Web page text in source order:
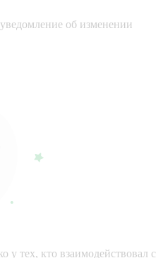
об изменении
у тех, кто взаимодействовал с